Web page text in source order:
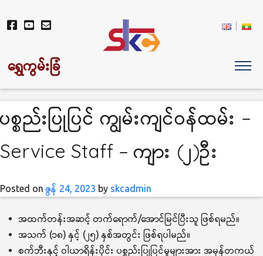
ရွှေကွမ်းခြံ
ပစ္စည်းပြုပြင် ကျွမ်းကျင်ဝန်ထမ်း –
Service Staff – ကျား (၂)ဦး
Posted onဇွန် 24, 2023 by skcadmin
အထက်တန်းအဆင့် တက်ရောက်/အောင်မြင်ပြီးသူ ဖြစ်ရမည်။
အသက် (၁၈) နှင့် (၂၅) နှစ်အတွင်း ဖြစ်ရပါမည်။
စက်ဘီးနှင့် ဝါယာရိန်းပိုင်း ပစ္စည်းပြုပြင်မှုများအား အမှန်တကယ်